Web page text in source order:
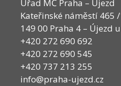
Úřad MČ Praha – Újezd
Kateřinské náměstí 465 /
149 00 Praha 4 – Újezd
+420 272 690 692
+420 272 690 545
+420 737 213 255
info@praha-ujezd.cz